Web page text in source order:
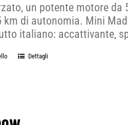
un potente motore da
km di autonomia. Mini
italiano: accattivante,
Dettagli